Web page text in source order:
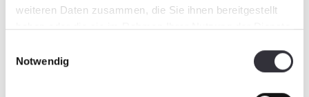
weiteren Daten zusammen, die Sie ihnen bereitgestellt
haben oder die sie im Rahmen Ihrer Nutzung der Dienste
Notwendig